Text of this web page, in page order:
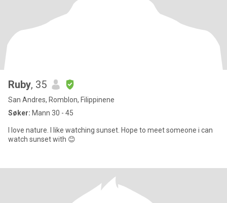
Ruby, 35
San Andres, Romblon, Filippinene
Søker: Mann 30 - 45
I love nature. I like watching sunset. Hope to meet someone i can
watch sunset with 😊